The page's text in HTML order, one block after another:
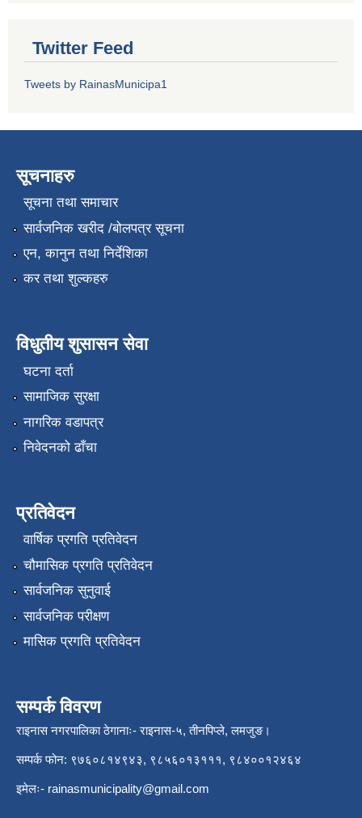
Twitter Feed
Tweets by RainasMunicipa1
सूचनाहरु
सूचना तथा समाचार
सार्वजनिक खरीद /बोलपत्र सूचना
एन, कानुन तथा निर्देशिका
कर तथा शुल्कहरु
विधुतीय शुसासन सेवा
घटना दर्ता
सामाजिक सुरक्षा
नागरिक वडापत्र
निवेदनको ढाँचा
प्रतिवेदन
वार्षिक प्रगति प्रतिवेदन
चौमासिक प्रगति प्रतिवेदन
सार्वजनिक सुनुवाई
सार्वजनिक परीक्षण
मासिक प्रगति प्रतिवेदन
सम्पर्क विवरण
राइनास नगरपालिका ठेगानाः- राइनास-५, तीनपिप्ले, लमजुङ।
सम्पर्क फोन: ९७६०८१४९४३, ९८५६०१३१११, ९८४००१२४६४
इमेलः- rainasmunicipality@gmail.com